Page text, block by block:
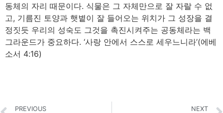
동체의 자리 때문이다. 식물은 그 자체만으로 잘 자랄 수 없
고, 기름진 토양과 햇볕이 잘 들어오는 위치가 그 성장을 결
정짓듯 우리의 성숙도 그것을 촉진시켜주는 공동체라는 백
그라운드가 중요하다. ‘사랑 안에서 스스로 세우느니라’(에베
소서 4:16)
PREVIOUS NEXT